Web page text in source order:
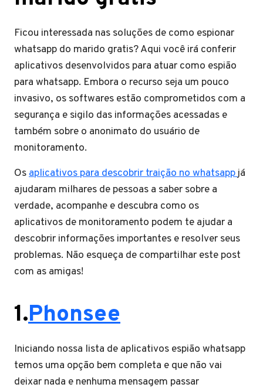
Ficou interessada nas soluções de como espionar
whatsapp do marido gratis? Aqui você irá conferir
aplicativos desenvolvidos para atuar como espião
para whatsapp. Embora o recurso seja um pouco
invasivo, os softwares estão comprometidos com a
segurança e sigilo das informações acessadas e
também sobre o anonimato do usuário de
monitoramento.
Osaplicativos para descobrir traição no whatsappjá
ajudaram milhares de pessoas a saber sobre a
verdade, acompanhe e descubra como os
aplicativos de monitoramento podem te ajudar a
descobrir informações importantes e resolver seus
problemas. Não esqueça de compartilhar este post
com as amigas!
1.Phonsee
Iniciando nossa lista de aplicativos espião whatsapp
temos uma opção bem completa e que não vai
deixar nada e nenhuma mensagem passar